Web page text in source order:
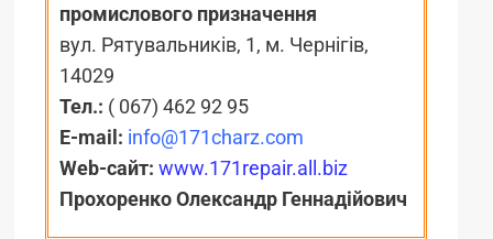
промислового призначення
вул. Рятувальників, 1, м. Чернігів,
14029
Тел.: ( 067) 462 92 95
E-mail: info@171charz.com
Web-сайт: www.171repair.all.biz
Прохоренко Олександр Геннадійович